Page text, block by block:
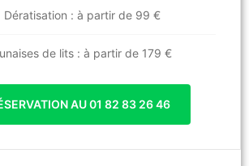
Dératisation : à partir de 99 €
de lits : à partir de 179 €
AU 01 82 83 26 46